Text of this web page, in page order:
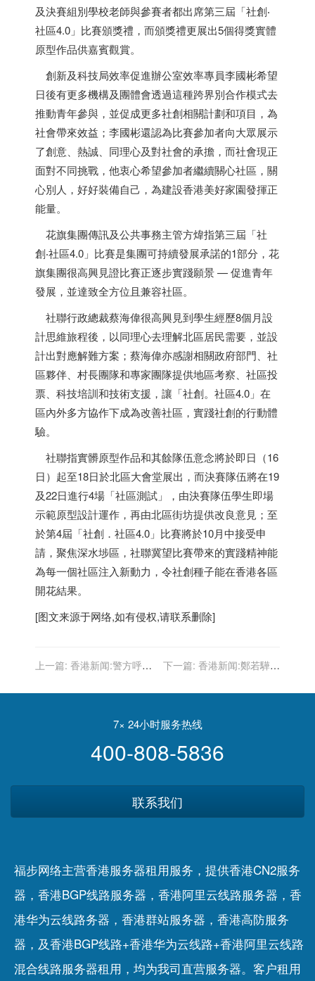
及決賽組別學校老師與參賽者都出席第三屆「社創‧
社區4.0」比賽頒獎禮，而頒獎禮更展出5個得獎實體
原型作品供嘉賓觀賞。
創新及科技局效率促進辦公室效率專員李國彬希望
日後有更多機構及團體會透過這種跨界別合作模式去
推動青年參與，並促成更多社創相關計劃和項目，為
社會帶來效益；李國彬還認為比賽參加者向大眾展示
了創意、熱誠、同理心及對社會的承擔，而社會現正
面對不同挑戰，他衷心希望參加者繼續關心社區，關
心別人，好好裝備自己，為建設香港美好家園發揮正
能量。
花旗集團傳訊及公共事務主管方煒指第三屆「社
創‧社區4.0」比賽是集團可持續發展承諾的1部分，花
旗集團很高興見證比賽正逐步實踐願景 — 促進青年
發展，並達致全方位且兼容社區。
社聯行政總裁蔡海偉很高興見到學生經歷8個月設
計思維旅程後，以同理心去理解北區居民需要，並設
計出對應解難方案；蔡海偉亦感謝相關政府部門、社
區夥伴、村長團隊和專家團隊提供地區考察、社區投
票、科技培訓和技術支援，讓「社創。社區4.0」在
區內外多方協作下成為改善社區，實踐社創的行動體
驗。
社聯指實髒原型作品和其餘隊伍意念將於即日（16
日）起至18日於北區大會堂展出，而決賽隊伍將在19
及22日進行4場「社區測試」，由決賽隊伍學生即場
示範原型設計運作，再由北區街坊提供改良意見；至
於第4屆「社創．社區4.0」比賽將於10月中接受申
請，聚焦深水埗區，社聯冀望比賽帶來的實踐精神能
為每一個社區注入新動力，令社創種子能在香港各區
開花結果。
[图文来源于网络,如有侵权,请联系删除]
上一篇: 香港新闻:警方呼籲
下一篇: 香港新闻:鄭若驊：
治團隊來執行
7× 24小时服务热线
400-808-5836
联系我们
福步网络主营香港服务器租用服务，提供香港CN2服务
器，香港BGP线路服务器，香港阿里云线路服务器，香
港华为云线路务器，香港群站服务器，香港高防服务
器，及香港BGP线路+香港华为云线路+香港阿里云线路
混合线路服务器租用，均为我司直营服务器。客户租用